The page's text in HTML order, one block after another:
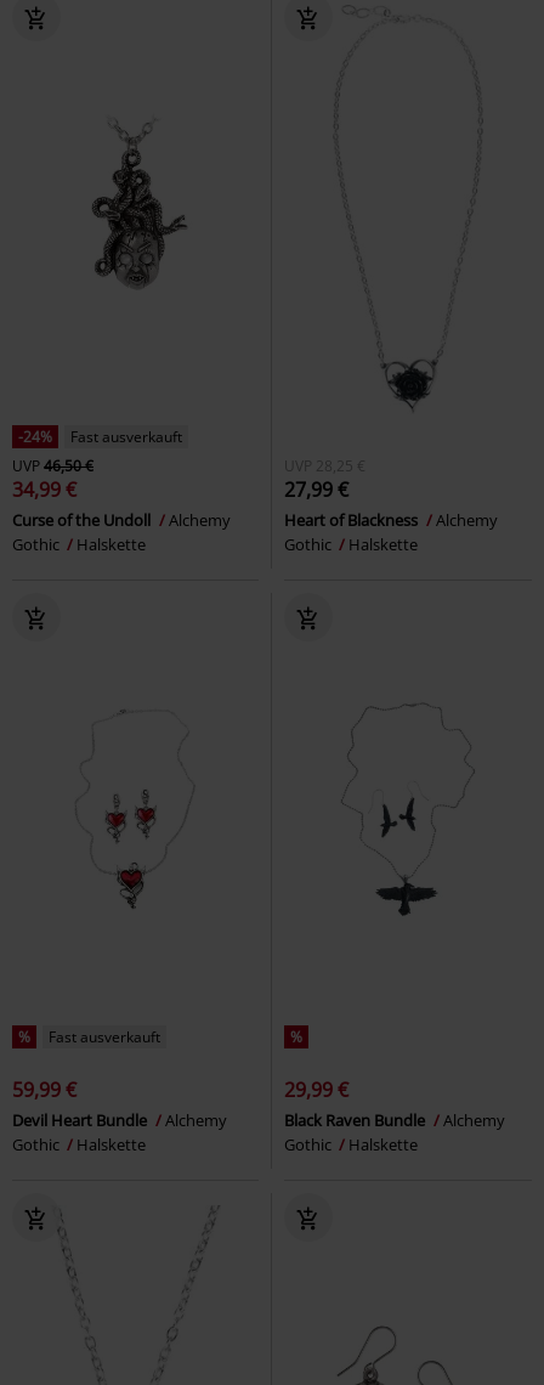
-24%
Fast ausverkauft
UVP46,50 €
34,99 €
Curse of the Undoll
Alchemy
Gothic
Halskette
UVP 28,25 €
27,99 €
Heart of Blackness
Alchemy
Gothic
Halskette
% Fast ausverkauft
59,99 €
Devil Heart Bundle
Alchemy
Gothic
Halskette
%
29,99 €
Black Raven Bundle
Alchemy
Gothic
Halskette